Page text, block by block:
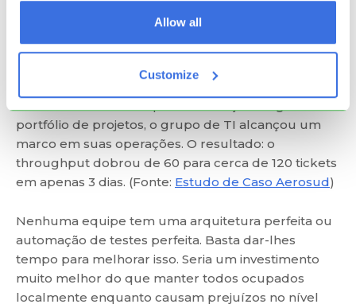
Allow all
Customize
manufatura aeroespacial em sua missão de
aumentar a entrega de valor e melhorar a gestão
de seu portfólio de projetos. Ao concordar em
portfólio de projetos, o grupo de TI alcançou um
marco em suas operações. O resultado: o
throughput dobrou de 60 para cerca de 120 tickets
em apenas 3 dias. (Fonte: Estudo de Caso Aerosud)
Nenhuma equipe tem uma arquitetura perfeita ou
automação de testes perfeita. Basta dar-lhes
tempo para melhorar isso. Seria um investimento
muito melhor do que manter todos ocupados
localmente enquanto causam prejuízos no nível